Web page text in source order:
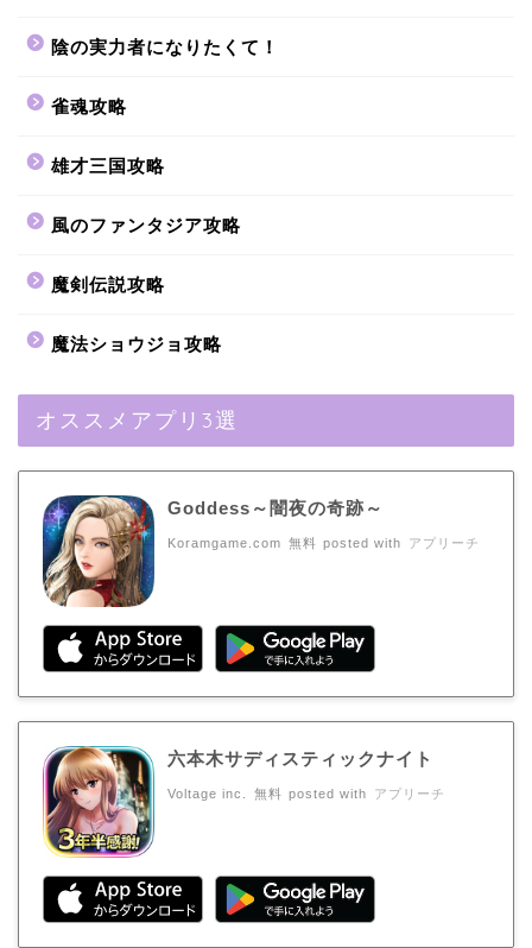
陰の実力者になりたくて！
雀魂攻略
雄才三国攻略
風のファンタジア攻略
魔剣伝説攻略
魔法ショウジョ攻略
オススメアプリ3選
Goddess～闇夜の奇跡～
Koramgame.com 無料 posted with アプリーチ
六本木サディスティックナイト
Voltage inc. 無料 posted with アプリーチ